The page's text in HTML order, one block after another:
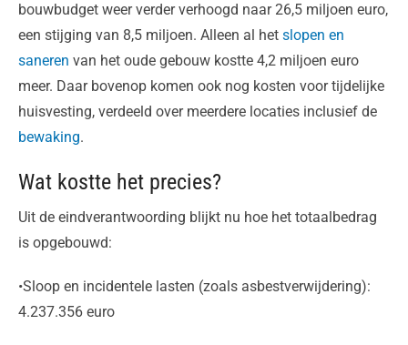
bouwbudget weer verder verhoogd naar 26,5 miljoen euro,
een stijging van 8,5 miljoen. Alleen al het slopen en
saneren van het oude gebouw kostte 4,2 miljoen euro
meer. Daar bovenop komen ook nog kosten voor tijdelijke
huisvesting, verdeeld over meerdere locaties inclusief de
bewaking.
Wat kostte het precies?
Uit de eindverantwoording blijkt nu hoe het totaalbedrag
is opgebouwd:
•Sloop en incidentele lasten (zoals asbestverwijdering):
4.237.356 euro